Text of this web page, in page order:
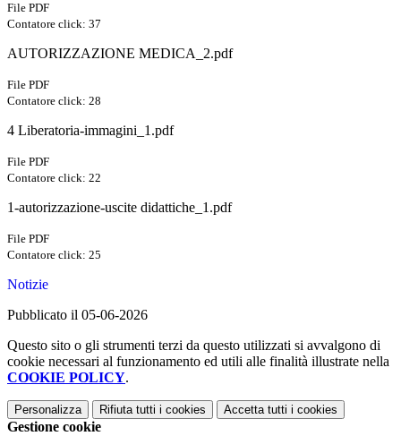
File PDF
Contatore click: 37
AUTORIZZAZIONE MEDICA_2.pdf
File PDF
Contatore click: 28
4 Liberatoria-immagini_1.pdf
File PDF
Contatore click: 22
1-autorizzazione-uscite didattiche_1.pdf
File PDF
Contatore click: 25
Notizie
Pubblicato il 05-06-2026
Questo sito o gli strumenti terzi da questo utilizzati si avvalgono di
cookie necessari al funzionamento ed utili alle finalità illustrate nella
COOKIE POLICY.
Personalizza Rifiuta tutti i cookies Accetta tutti i cookies
Gestione cookie